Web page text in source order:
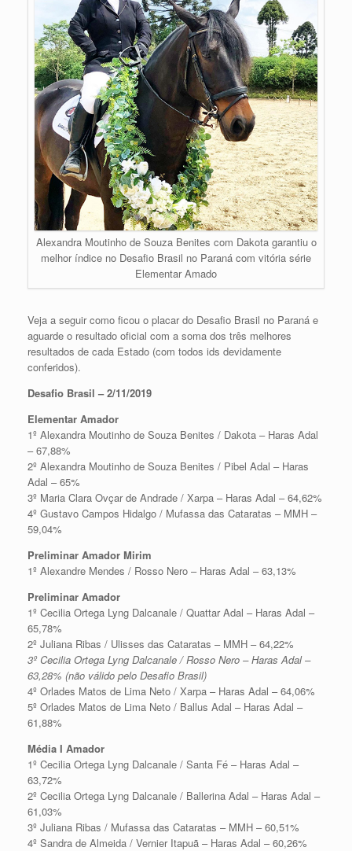
Alexandra Moutinho de Souza Benites com Dakota garantiu o
melhor índice no Desafio Brasil no Paraná com vitória série
Elementar Amado
Veja a seguir como ficou o placar do Desafio Brasil no Paraná e
aguarde o resultado oficial com a soma dos três melhores
resultados de cada Estado (com todos ids devidamente
conferidos).
Desafio Brasil – 2/11/2019
Elementar Amador
1º Alexandra Moutinho de Souza Benites / Dakota – Haras Adal
– 67,88%
2º Alexandra Moutinho de Souza Benites / Pibel Adal – Haras
Adal – 65%
3º Maria Clara Ovçar de Andrade / Xarpa – Haras Adal – 64,62%
4º Gustavo Campos Hidalgo / Mufassa das Cataratas – MMH –
59,04%
Preliminar Amador Mirim
1º Alexandre Mendes / Rosso Nero – Haras Adal – 63,13%
Preliminar Amador
1º Cecilia Ortega Lyng Dalcanale / Quattar Adal – Haras Adal –
65,78%
2º Juliana Ribas / Ulisses das Cataratas – MMH – 64,22%
3º Cecilia Ortega Lyng Dalcanale / Rosso Nero – Haras Adal –
63,28% (não válido pelo Desafio Brasil)
4º Orlades Matos de Lima Neto / Xarpa – Haras Adal – 64,06%
5º Orlades Matos de Lima Neto / Ballus Adal – Haras Adal –
61,88%
Média I Amador
1º Cecilia Ortega Lyng Dalcanale / Santa Fé – Haras Adal –
63,72%
2º Cecilia Ortega Lyng Dalcanale / Ballerina Adal – Haras Adal –
61,03%
3º Juliana Ribas / Mufassa das Cataratas – MMH – 60,51%
4º Sandra de Almeida / Vernier Itapuã – Haras Adal – 60,26%